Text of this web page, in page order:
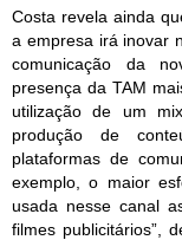
Costa revela ainda
a empresa irá inovar
comunicação da
presença da TAM
utilização de um
produção de
plataformas de
exemplo, o maior
usada nesse canal
filmes publicitários”,